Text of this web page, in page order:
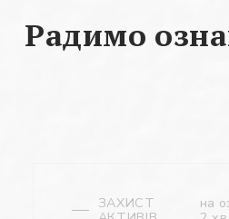
Радимо
ЗАХИСТ
на